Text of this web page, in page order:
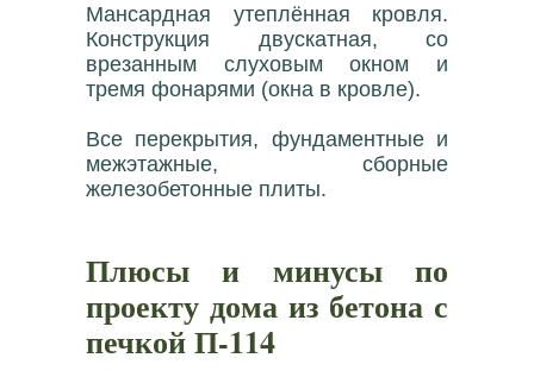
Мансардная утеплённая кровля.
Конструкция двускатная, со
врезанным слуховым окном и
тремя фонарями (окна в кровле).
Все перекрытия, фундаментные и
межэтажные, сборные
железобетонные плиты.
Плюсы и минусы по
проекту дома из бетона с
печкой П-114